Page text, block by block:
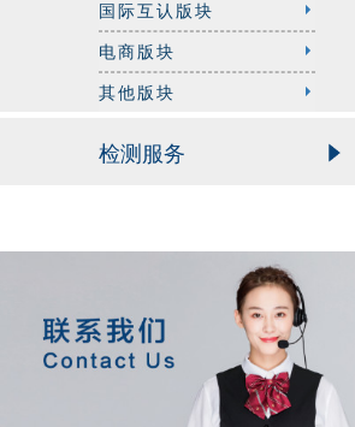
国际互认版块
电商版块
其他版块
检测服务